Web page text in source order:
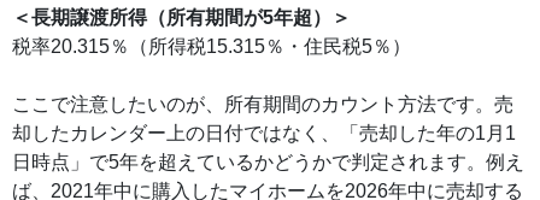
＜長期譲渡所得（所有期間が5年超）＞
税率20.315％（所得税15.315％・住民税5％）
ここで注意したいのが、所有期間のカウント方法です。売
却したカレンダー上の日付ではなく、「売却した年の1月1
日時点」で5年を超えているかどうかで判定されます。例え
ば、2021年中に購入したマイホームを2026年中に売却する